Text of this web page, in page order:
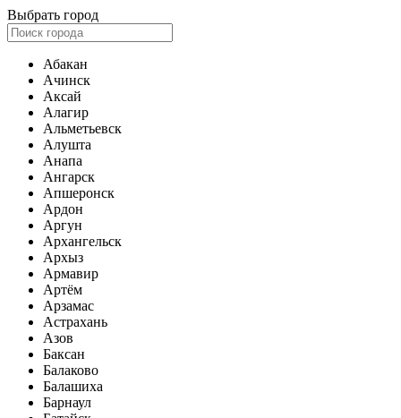
Выбрать город
Абакан
Ачинск
Аксай
Алагир
Альметьевск
Алушта
Анапа
Ангарск
Апшеронск
Ардон
Аргун
Архангельск
Архыз
Армавир
Артём
Арзамас
Астрахань
Азов
Баксан
Балаково
Балашиха
Барнаул